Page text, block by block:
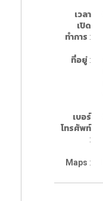
เวลา
เปิด
ทำการ :
ที่อยู่:
เบอร์
โทรศัพท์
:
Maps :